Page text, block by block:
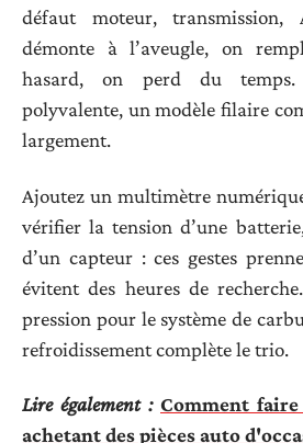
défaut moteur,
démonte à l’aveugle, on
hasard, on perd du
polyvalente, un modèle filaire
largement.
Ajoutez un multimètre
vérifier la tension d’une
d’un capteur : ces gestes
évitent des heures de
pression pour le système de
refroidissement complète le trio.
Lire également : Comment faire
achetant des pièces auto